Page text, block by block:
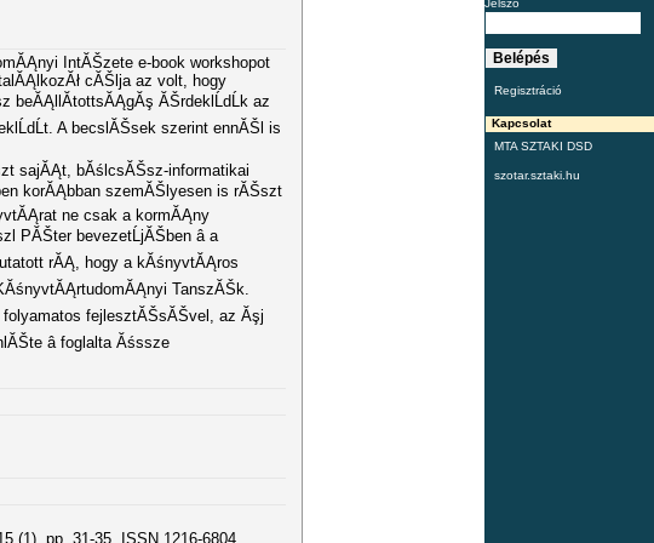
Jelszó
Regisztráció
Kapcsolat
MTA SZTAKI DSD
szotar.sztaki.hu
IntĂŠzete e-book workshopot
cĂŠlja az volt, hogy
ĂŠrdeklĹdĹk az
A becslĂŠsek szerint ennĂŠl is
sajĂĄt, bĂślcsĂŠsz-informatikai
korĂĄbban szemĂŠlyesen is rĂŠszt
ne csak a kormĂĄny
bevezetĹjĂŠben â a
rĂĄ, hogy a kĂśnyvtĂĄros
TanszĂŠk.
fejlesztĂŠsĂŠvel, az Ăşj
â foglalta Ăśssze
(1). pp. 31-35. ISSN 1216-6804